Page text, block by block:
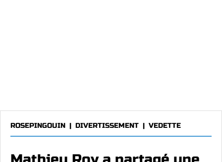
ROSEPINGOUIN | DIVERTISSEMENT | VEDETTE